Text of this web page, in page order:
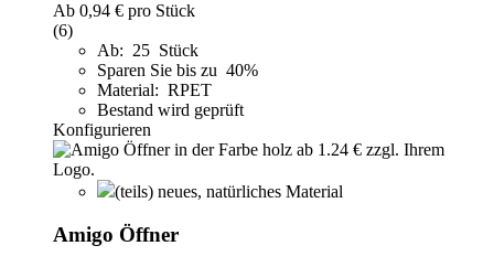
Ab 0,94 € pro Stück
(6)
Ab: 25 Stück
Sparen Sie bis zu 40%
Material: RPET
Bestand wird geprüft
Konfigurieren
(teils) neues, natürliches Material
Amigo Öffner